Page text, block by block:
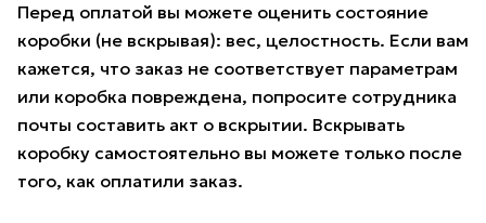
Перед оплатой вы можете оценить состояние
коробки (не вскрывая): вес, целостность. Если вам
кажется, что заказ не соответствует параметрам
или коробка повреждена, попросите сотрудника
почты составить акт о вскрытии. Вскрывать
коробку самостоятельно вы можете только после
того, как оплатили заказ.